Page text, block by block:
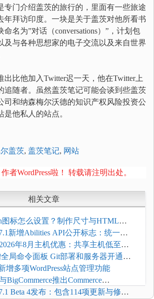
专门介绍盖茨的旅行的，里面有一些旅途
年拜访印度。一块是关于盖茨对他所看书
名为”对话（conversations）”，计划包
及与各种思想家的电子交流以及来自世界
出比他加入Twitter迟一天，他在Twitter上
追随者。虽然盖茨笔记可能会谈到些盖茨
司和纳森梅尔沃德的知识产权风险投资公
他私人的站点。
盖茨, 盖茨笔记, 网站
者WordPress啦！ 转载请注明出处。
相关文章
图标怎么设置？制作尺寸与HTML添
7.1新增Abilities API公开标志：统一支
、MCP与AI代理
年8月主机优惠：共享主机低至
性能主机同步折扣
局命令面板 Git部署和服务器开通更
增多项WordPress站点管理功能
BigCommerce推出Commerce
商店可保留前台体验并扩展电
Beta 4发布：包含114项更新与修